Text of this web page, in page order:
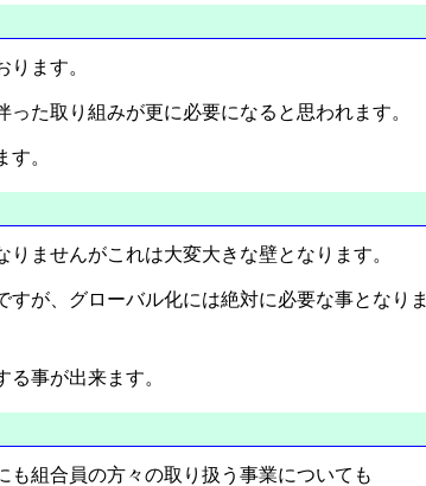
ます。
た取り組みが更に必要になると思われます。
。
ませんがこれは大変大きな壁となります。
が、グローバル化には絶対に必要な事となりま
事が出来ます。
組合員の方々の取り扱う事業についても